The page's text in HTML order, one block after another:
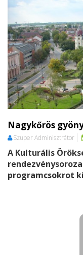
Nagykőrös
Szuper Adminisztrátor
A Kulturális
programcsokrot